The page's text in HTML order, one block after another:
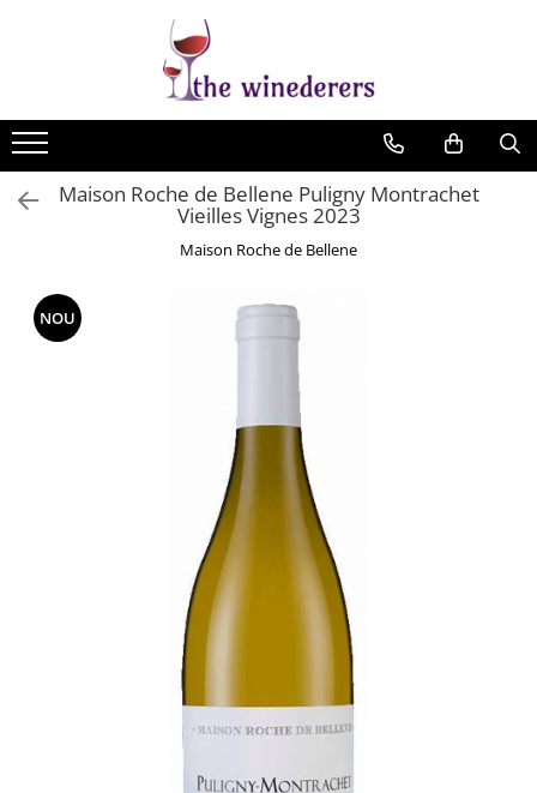
Maison Roche de Bellene Puligny Montrachet
Vieilles Vignes 2023
Maison Roche de Bellene
NOU